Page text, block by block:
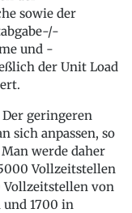
sowie der
und -
der Unit Load
Der geringeren
sich anpassen, so
werde daher
Vollzeitstellen
Vollzeitstellen von
und 1700 in